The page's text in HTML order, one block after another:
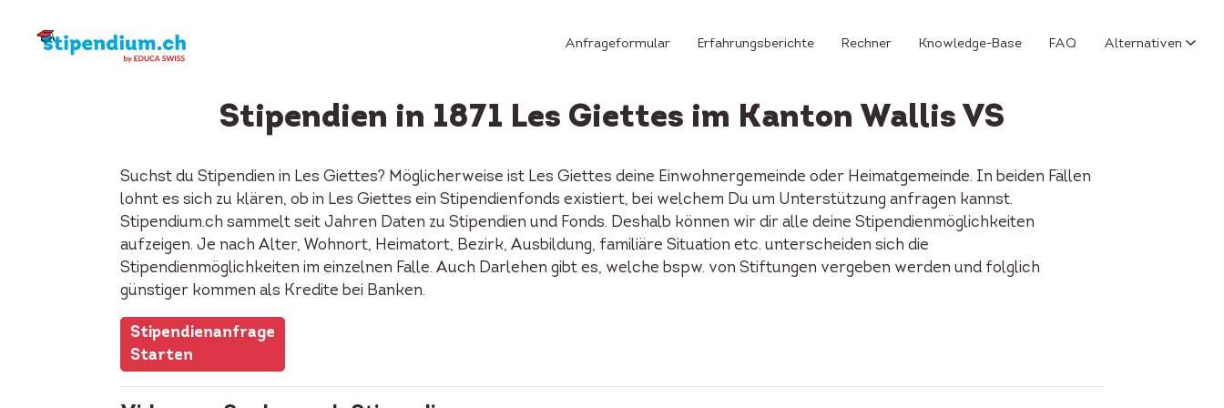
Anfrageformular Erfahrungsberichte Rechner Knowledge-Base FAQ Alternativen
Stipendien in 1871 Les Giettes im Kanton Wallis VS
Suchst du Stipendien in Les Giettes? Möglicherweise ist Les Giettes deine Einwohnergemeinde oder Heimatgemeinde. In beiden Fällen
lohnt es sich zu klären, ob in Les Giettes ein Stipendienfonds existiert, bei welchem Du um Unterstützung anfragen kannst.
Stipendium.ch sammelt seit Jahren Daten zu Stipendien und Fonds. Deshalb können wir dir alle deine Stipendienmöglichkeiten
aufzeigen. Je nach Alter, Wohnort, Heimatort, Bezirk, Ausbildung, familiäre Situation etc. unterscheiden sich die
Stipendienmöglichkeiten im einzelnen Falle. Auch Darlehen gibt es, welche bspw. von Stiftungen vergeben werden und folglich
günstiger kommen als Kredite bei Banken.
Stipendienanfrage
Starten